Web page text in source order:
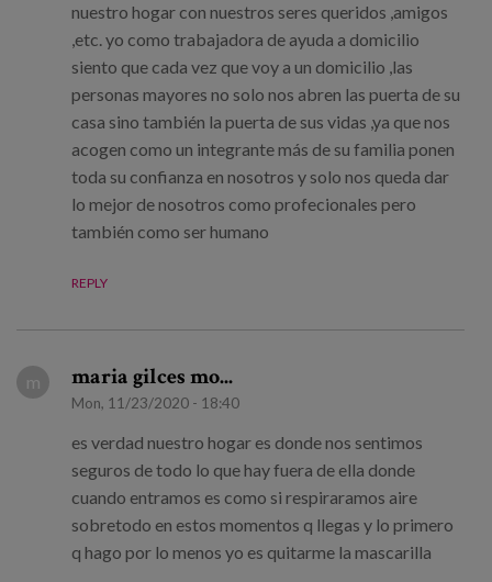
nuestro hogar con nuestros seres queridos ,amigos
,etc. yo como trabajadora de ayuda a domicilio
siento que cada vez que voy a un domicilio ,las
personas mayores no solo nos abren las puerta de su
casa sino también la puerta de sus vidas ,ya que nos
acogen como un integrante más de su familia ponen
toda su confianza en nosotros y solo nos queda dar
lo mejor de nosotros como profecionales pero
también como ser humano
REPLY
m maria gilces mo...
Mon, 11/23/2020 - 18:40
es verdad nuestro hogar es donde nos sentimos
seguros de todo lo que hay fuera de ella donde
cuando entramos es como si respiraramos aire
sobretodo en estos momentos q llegas y lo primero
q hago por lo menos yo es quitarme la mascarilla